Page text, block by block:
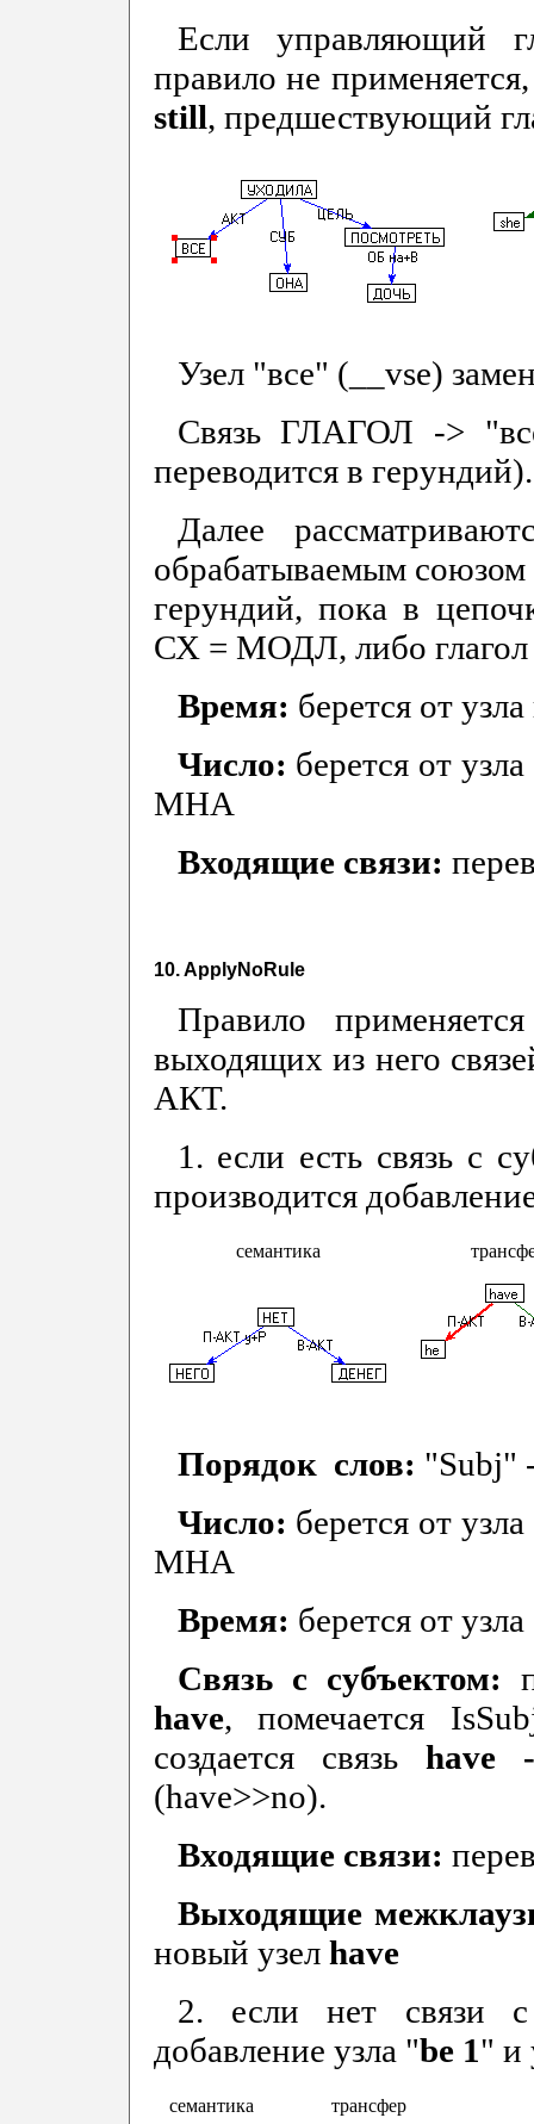
Если управляющий
правило не
still, предшествующий
Узел "все" (__vse)
Связь ГЛАГОЛ ->
переводится в герундий).
Далее
обрабатываемым
герундий, пока в
СХ = МОДЛ, либо глагол
Время: берется от узла
Число: берется от
МНА
Входящие связи:
10. ApplyNoRule
Правило
выходящих из него
АКТ.
1. если есть связь с
производится
семантика
Порядок слов: "Subj"
Число: берется от
МНА
Время: берется от
Связь с субъектом:
have, помечается
создается связь
(have>>no).
Входящие связи:
Выходящие
новый узел have
2. если нет связи с
добавление узла "be 1" и
семантика трансфер